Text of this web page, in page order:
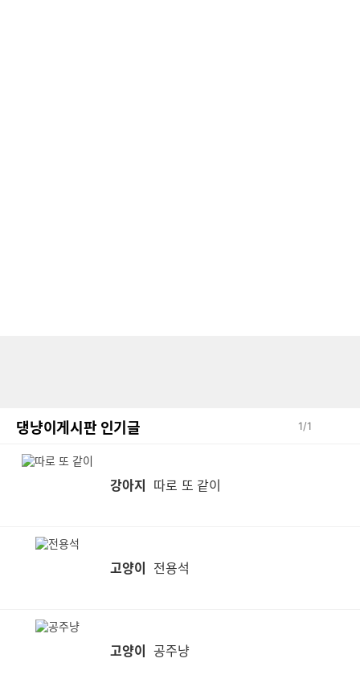
댕냥이게시판 인기글 1/1
강아지 따로 또 같이
고양이 전용석
고양이 공주냥